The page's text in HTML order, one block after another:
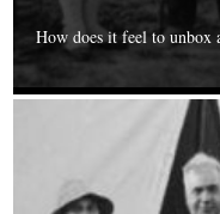
How does it feel to unbox